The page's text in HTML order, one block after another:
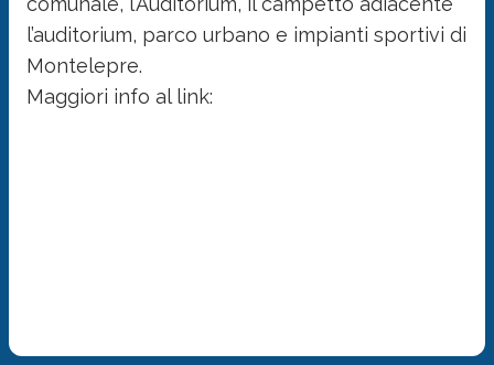
l’auditorium, parco urbano e impianti sportivi di
Montelepre.
Maggiori info al link: